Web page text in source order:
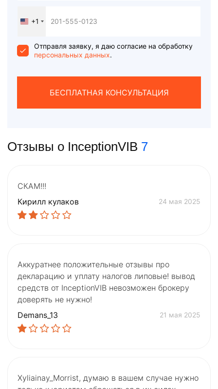
United
+1
+1
Отправля заявку, я даю согласие на обработку
персональных данных.
БЕСПЛАТНАЯ КОНСУЛЬТАЦИЯ
Отзывы о InceptionVIB 7
СКАМ!!!
Кирилл кулаков
24 мая 2025
Аккуратнее положительные отзывы про
декларацию и уплату налогов липовые! вывод
средств от InceptionVIB невозможен брокеру
доверять не нужно!
Demans_13
21 мая 2025
Xyliainay_Morrist, думаю в вашем случае нужно